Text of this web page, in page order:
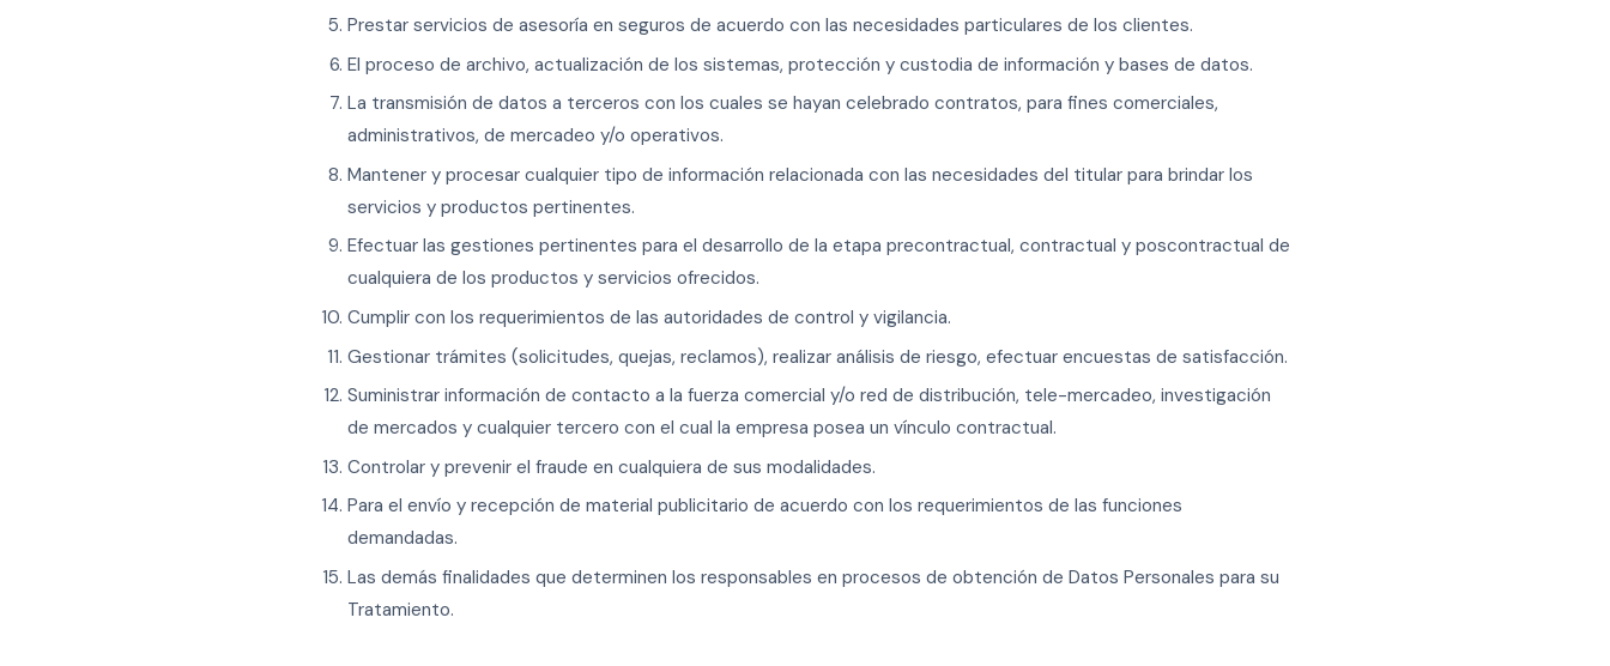
Prestar servicios de asesoría en seguros de acuerdo con las necesidades particulares de los clientes.
El proceso de archivo, actualización de los sistemas, protección y custodia de información y bases de datos.
La transmisión de datos a terceros con los cuales se hayan celebrado contratos, para fines comerciales,
administrativos, de mercadeo y/o operativos.
Mantener y procesar cualquier tipo de información relacionada con las necesidades del titular para brindar los
servicios y productos pertinentes.
Efectuar las gestiones pertinentes para el desarrollo de la etapa precontractual, contractual y poscontractual de
cualquiera de los productos y servicios ofrecidos.
Cumplir con los requerimientos de las autoridades de control y vigilancia.
Gestionar trámites (solicitudes, quejas, reclamos), realizar análisis de riesgo, efectuar encuestas de satisfacción.
Suministrar información de contacto a la fuerza comercial y/o red de distribución, tele-mercadeo, investigación
de mercados y cualquier tercero con el cual la empresa posea un vínculo contractual.
Controlar y prevenir el fraude en cualquiera de sus modalidades.
Para el envío y recepción de material publicitario de acuerdo con los requerimientos de las funciones
demandadas.
Las demás finalidades que determinen los responsables en procesos de obtención de Datos Personales para su
Tratamiento.